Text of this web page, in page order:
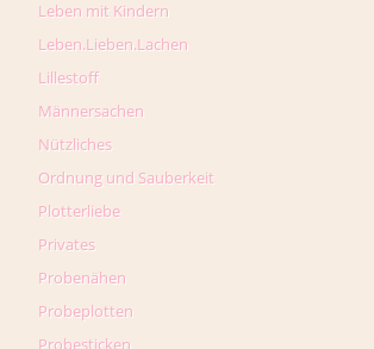
Leben mit Kindern
Leben.Lieben.Lachen
Lillestoff
Männersachen
Nützliches
Ordnung und Sauberkeit
Plotterliebe
Privates
Probenähen
Probeplotten
Probesticken